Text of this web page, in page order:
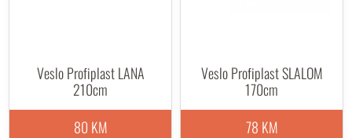
Veslo Profiplast LANA
210cm
80 KM
Veslo Profiplast SLALOM
170cm
78 KM